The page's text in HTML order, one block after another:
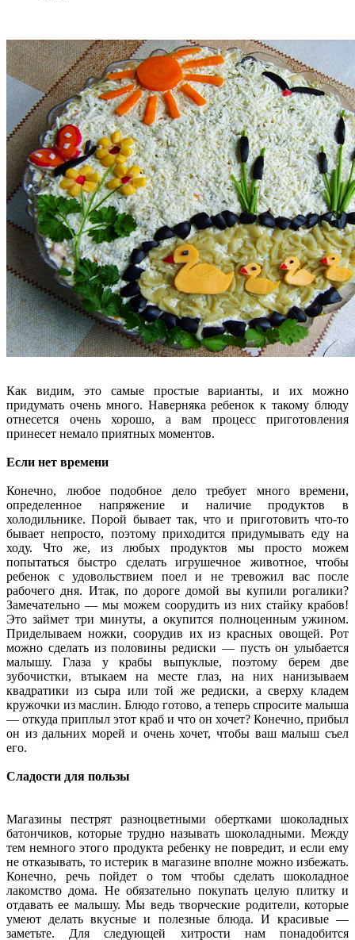
Как видим, это самые простые варианты, и их можно
придумать очень много. Наверняка ребенок к такому блюду
отнесется очень хорошо, а вам процесс приготовления
принесет немало приятных моментов.
Если нет времени
Конечно, любое подобное дело требует много времени,
определенное напряжение и наличие продуктов в
холодильнике. Порой бывает так, что и приготовить что-то
бывает непросто, поэтому приходится придумывать еду на
ходу. Что же, из любых продуктов мы просто можем
попытаться быстро сделать игрушечное животное, чтобы
ребенок с удовольствием поел и не тревожил вас после
рабочего дня. Итак, по дороге домой вы купили рогалики?
Замечательно — мы можем соорудить из них стайку крабов!
Это займет три минуты, а окупится полноценным ужином.
Приделываем ножки, соорудив их из красных овощей. Рот
можно сделать из половины редиски — пусть он улыбается
малышу. Глаза у крабы выпуклые, поэтому берем две
зубочистки, втыкаем на месте глаз, на них нанизываем
квадратики из сыра или той же редиски, а сверху кладем
кружочки из маслин. Блюдо готово, а теперь спросите малыша
— откуда приплыл этот краб и что он хочет? Конечно, прибыл
он из дальних морей и очень хочет, чтобы ваш малыш съел
его.
Сладости для пользы
Магазины пестрят разноцветными обертками шоколадных
батончиков, которые трудно называть шоколадными. Между
тем немного этого продукта ребенку не повредит, и если ему
не отказывать, то истерик в магазине вполне можно избежать.
Конечно, речь пойдет о том чтобы сделать шоколадное
лакомство дома. Не обязательно покупать целую плитку и
отдавать ее малышу. Мы ведь творческие родители, которые
умеют делать вкусные и полезные блюда. И красивые —
заметьте. Для следующей хитрости нам понадобится